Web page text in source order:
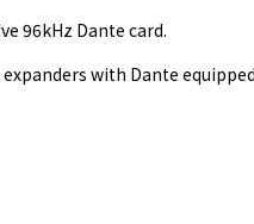
96kHz Dante card.
with Dante